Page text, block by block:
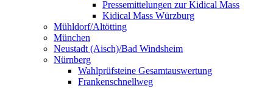
Pressemittelungen zur Kidical Mass
Kidical Mass Würzburg
Mühldorf/Altötting
München
Neustadt (Aisch)/Bad Windsheim
Nürnberg
Wahlprüfsteine Gesamtauswertung
Frankenschnellweg